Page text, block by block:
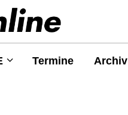
Termine Archiv